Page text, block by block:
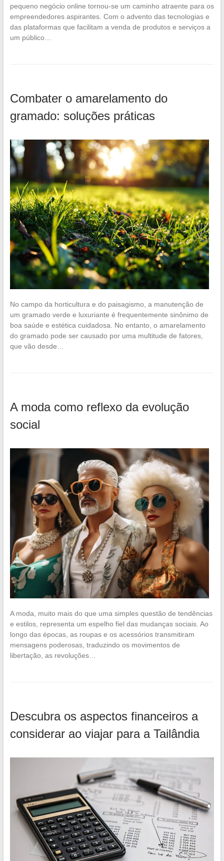
pequeno negócio online tornou-se um caminho atraente para os
empreendedores aspirantes. Com o advento das tecnologias e
das plataformas que facilitam a venda de produtos e serviços a
um público…
Combater o amarelamento do
gramado: soluções práticas
No campo da horticultura e do paisagismo, a manutenção de
um gramado verde e luxuriante é frequentemente sinônimo de
boa saúde e estética cuidadosa. No entanto, o amarelamento
do gramado pode ser causado por uma multitude de fatores,
que vão desde…
A moda como reflexo da evolução
social
A moda, muito mais do que uma simples questão de tendências
e estilos, representa um espelho fiel das mudanças sociais. Ao
longo das épocas, as roupas e os acessórios transmitiram
mensagens poderosas, traduzindo os movimentos de
libertação, as revoluções…
Descubra os aspectos financeiros a
considerar ao viajar para a Tailândia